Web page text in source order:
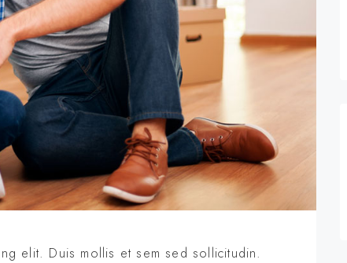
elit. Duis mollis et sem sed sollicitudin.